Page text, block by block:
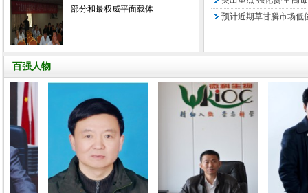
部分和最权威平面载体
预计近期草甘膦市场低
百强人物